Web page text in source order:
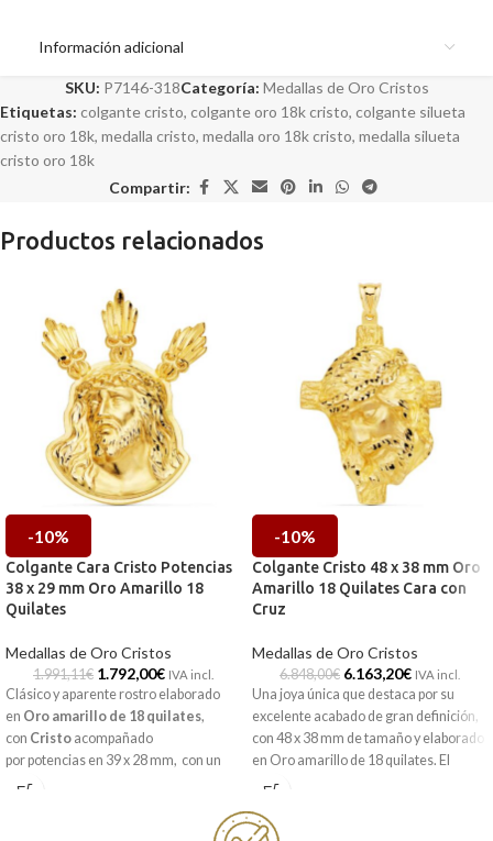
Información adicional
SKU: P7146-318Categoría: Medallas de Oro Cristos
Etiquetas: colgante cristo, colgante oro 18k cristo, colgante silueta
cristo oro 18k, medalla cristo, medalla oro 18k cristo, medalla silueta
cristo oro 18k
Compartir:
Productos relacionados
-10%
Colgante Cara Cristo Potencias
38 x 29 mm Oro Amarillo 18
Quilates
Medallas de Oro Cristos
1.991,11€ 1.792,00€ IVA incl.
Clásico y aparente rostro elaborado
en Oro amarillo de 18 quilates,
con Cristo acompañado
por potencias en 39 x 28 mm, con un
realista tallado además de una
-10%
Colgante Cristo 48 x 38 mm Oro
Amarillo 18 Quilates Cara con
Cruz
Medallas de Oro Cristos
6.848,00€ 6.163,20€ IVA incl.
Una joya única que destaca por su
excelente acabado de gran definición,
con 48 x 38 mm de tamaño y elaborado
en Oro amarillo de 18 quilates. El
acabado del colgante es matizado con
figura en relieve.